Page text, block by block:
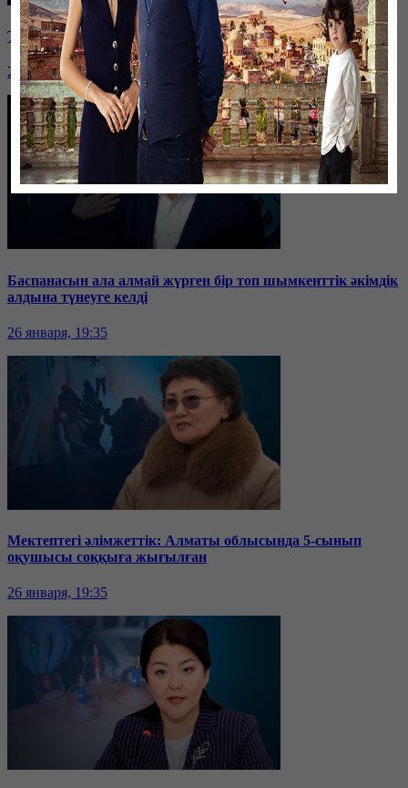
Таразда ТЭЦ қызметкерлері жалақы көтеруді талап етті
26 января, 19:36
Баспанасын ала алмай жүрген бір топ шымкенттік әкімдік
алдына түнеуге келді
26 января, 19:35
Мектептегі әлімжеттік: Алматы облысында 5-сынып
оқушысы соққыға жығылған
26 января, 19:35